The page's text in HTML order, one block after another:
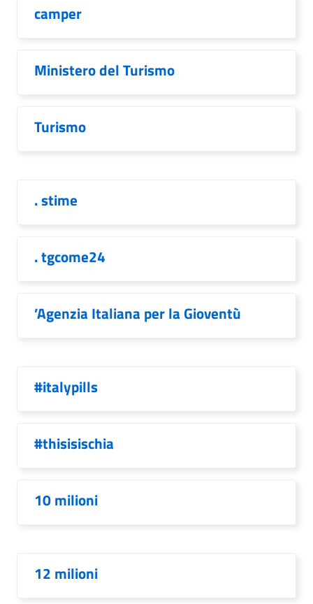
camper
Ministero del Turismo
Turismo
. stime
. tgcome24
’Agenzia Italiana per la Gioventù
#italypills
#thisisischia
10 milioni
12 milioni